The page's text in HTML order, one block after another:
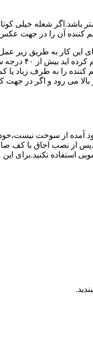
آبی باشد و طول شعله پیلوت معمولا
کننده آن را در
۱۰ تا ۲۰
از سوخت
استفاده شود.طول شیلنگ نباید از
نکنید.برای این